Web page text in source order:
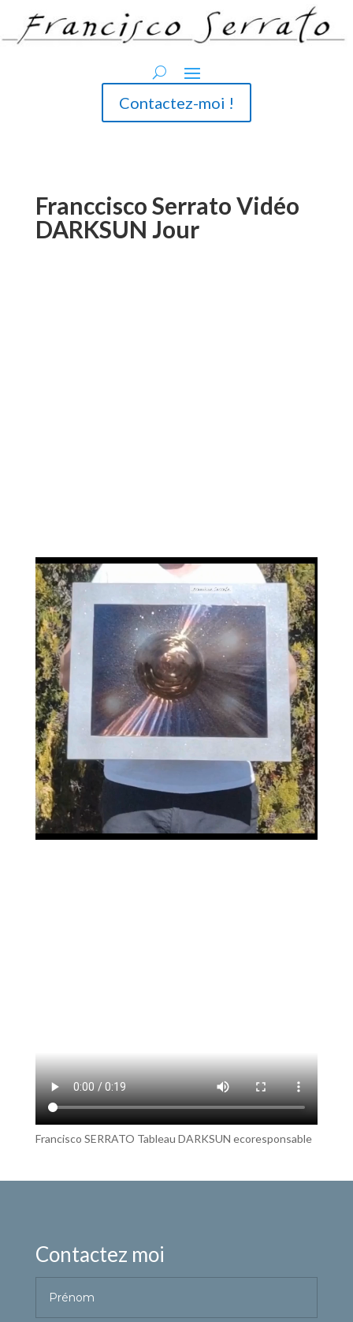
Contactez-moi !
Franccisco Serrato Vidéo
DARKSUN Jour
Francisco SERRATO Tableau DARKSUN ecoresponsable
Contactez moi